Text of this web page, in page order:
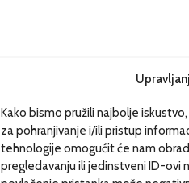
Kako bismo pružili najbolje
za pohranjivanje i/ili pristup
tehnologije omogućit će nam
pregledavanju ili jedinstveni ID-ovi
Dosije
Drugi pišu
Društvo